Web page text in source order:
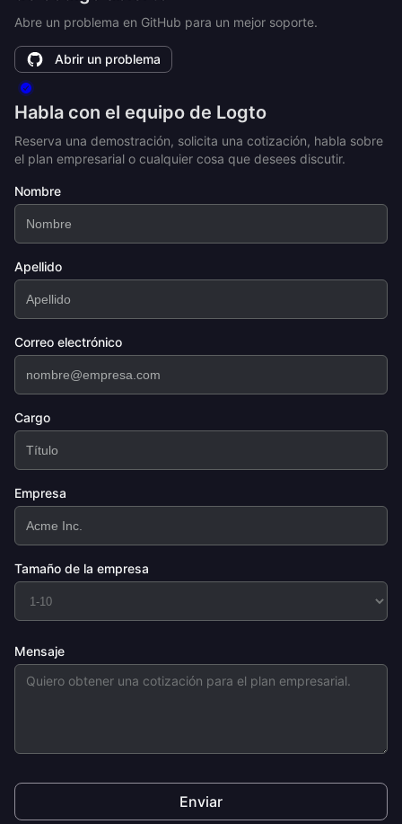
Abre un problema en GitHub para un mejor soporte.
Abrir un problema
Habla con el equipo de Logto
Reserva una demostración, solicita una cotización, habla sobre
el plan empresarial o cualquier cosa que desees discutir.
Nombre
Apellido
Correo electrónico
Cargo
Empresa
Tamaño de la empresa
Mensaje
Enviar